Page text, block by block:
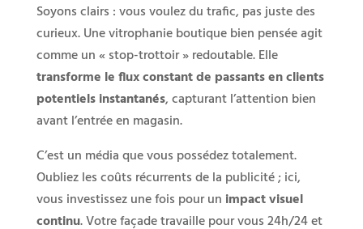
Soyons clairs : vous voulez du trafic, pas juste des
curieux. Une vitrophanie boutique bien pensée agit
comme un « stop-trottoir » redoutable. Elle
transforme le flux constant de passants en clients
potentiels instantanés, capturant l’attention bien
avant l’entrée en magasin.
C’est un média que vous possédez totalement.
Oubliez les coûts récurrents de la publicité ; ici,
vous investissez une fois pour un impact visuel
continu. Votre façade travaille pour vous 24h/24 et